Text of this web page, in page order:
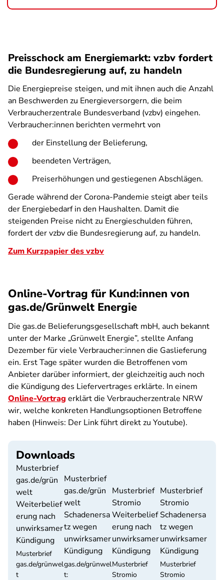
Preisschock am Energiemarkt: vzbv fordert
die Bundesregierung auf, zu handeln
Die Energiepreise steigen, und mit ihnen auch die Anzahl
an Beschwerden zu Energieversorgern, die beim
Verbraucherzentrale Bundesverband (vzbv) eingehen.
Verbraucher:innen berichten vermehrt von
der Einstellung der Belieferung,
beendeten Verträgen,
Preiserhöhungen und gestiegenen Abschlägen.
Gerade während der Corona-Pandemie steigt aber teils
der Energiebedarf in den Haushalten. Damit die
steigenden Preise nicht zu Energieschulden führen,
fordert der vzbv die Bundesregierung auf, zu handeln.
Zum Kurzpapier des vzbv
Online-Vortrag für Kund:innen von
gas.de/Grünwelt Energie
Die gas.de Belieferungsgesellschaft mbH, auch bekannt
unter der Marke „Grünwelt Energie”, stellte Anfang
Dezember für viele Verbraucher:innen die Gaslieferung
ein. Erst Tage später wurden die Betroffenen vom
Anbieter darüber informiert, der gleichzeitig auch noch
die Kündigung des Liefervertrages erklärte. In einem
Online-Vortrag erklärt die Verbraucherzentrale NRW
wir, welche konkreten Handlungsoptionen Betroffene
haben (Hinweis: Der Link führt direkt zu Youtube).
Downloads
Musterbrief
gas.de/grün
welt
Weiterbelief
erung nach
unwirksamer
Kündigung
Musterbrief
gas.de/grünwel
t
Musterbrief
gas.de/grün
welt
Schadenersa
tz wegen
unwirksamer
Kündigung
gas.de/grünwel
t:
Musterbrief
Stromio
Weiterbelief
erung nach
unwirksamer
Kündigung
Musterbrief
Stromio
Musterbrief
Stromio
Schadenersa
tz wegen
unwirksamer
Kündigung
Musterbrief
Stromio